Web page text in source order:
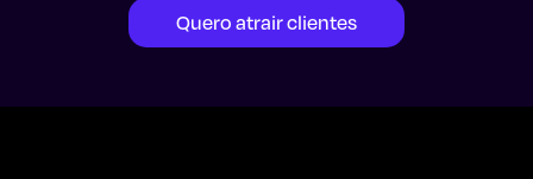
Quero atrair clientes